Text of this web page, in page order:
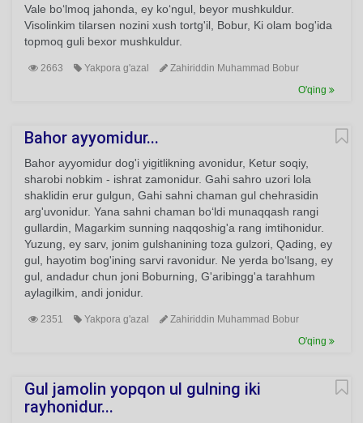
Vale bo‘lmoq jahonda, ey ko‘ngul, beyor mushkuldur.
Visolinkim tilarsen nozini xush tortg'il, Bobur, Ki olam bog'ida
topmoq guli bexor mushkuldur.
2663 Yakpora g'azal
Zahiriddin Muhammad Bobur
O'qing
Bahor ayyomidur...
Bahor ayyomidur dog'i yigitlikning avonidur, Ketur soqiy,
sharobi nobkim - ishrat zamonidur. Gahi sahro uzori lola
shaklidin erur gulgun, Gahi sahni chaman gul chehrasidin
arg'uvonidur. Yana sahni chaman bo‘ldi munaqqash rangi
gullardin, Magarkim sunning naqqoshig'a rang imtihonidur.
Yuzung, ey sarv, jonim gulshanining toza gulzori, Qading, ey
gul, hayotim bog'ining sarvi ravonidur. Ne yerda bo‘lsang, ey
gul, andadur chun joni Boburning, G'aribingg'a tarahhum
aylagilkim, andi jonidur.
2351 Yakpora g'azal
Zahiriddin Muhammad Bobur
O'qing
Gul jamolin yopqon ul gulning iki
rayhonidur...